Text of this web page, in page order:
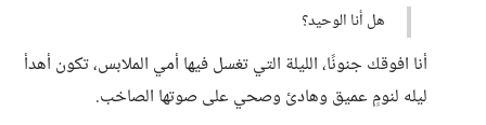
هل أنا الوحيد؟
أنا افوقك جنونًا، الليلة التي تغسل فيها أمي الملابس، تكون أهدأ
ليله لنومٍ عميق وهادئ وصحي على صوتها الصاخب.